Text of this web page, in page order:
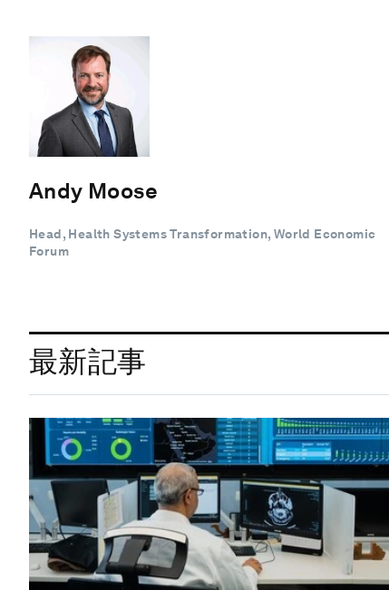
Andy Moose
Head, Health Systems Transformation, World Economic
Forum
最新記事